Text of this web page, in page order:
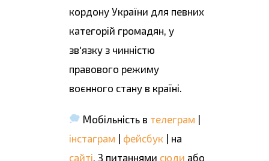
кордону України для певних
категорій громадян, у
зв'язку з чинністю
правового режиму
воєнного стану в країні.
Мобільність в телеграм |
інстаграм | фейсбук | на
сайті . З питаннями сюди або